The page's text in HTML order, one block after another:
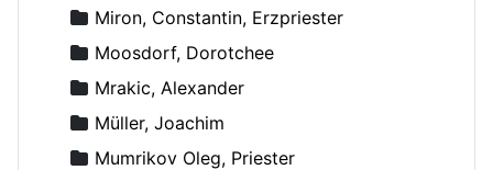
Miron, Constantin, Erzpriester
Moosdorf, Dorotchee
Mrakic, Alexander
Müller, Joachim
Mumrikov Oleg, Priester